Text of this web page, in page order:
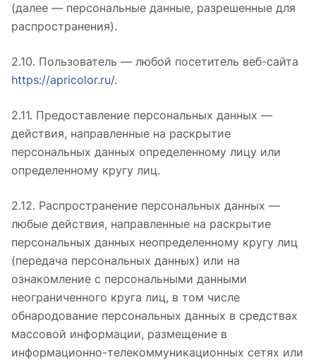
(далее — персональные данные, разрешенные для
распространения).
2.10. Пользователь — любой посетитель веб-сайта
https://apricolor.ru/.
2.11. Предоставление персональных данных —
действия, направленные на раскрытие
персональных данных определенному лицу или
определенному кругу лиц.
2.12. Распространение персональных данных —
любые действия, направленные на раскрытие
персональных данных неопределенному кругу лиц
(передача персональных данных) или на
ознакомление с персональными данными
неограниченного круга лиц, в том числе
обнародование персональных данных в средствах
массовой информации, размещение в
информационно-телекоммуникационных сетях или